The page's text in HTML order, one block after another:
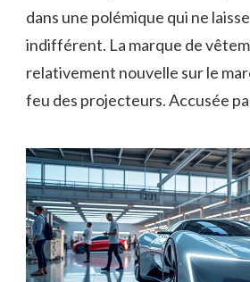
dans une polémique qui ne
indifférent. La marque de
relativement nouvelle sur le
feu des projecteurs. Accusée